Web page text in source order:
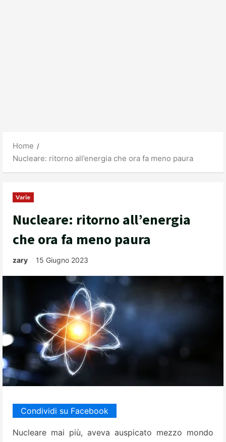
Home
Nucleare: ritorno all’energia che ora fa meno paura
Varie
Nucleare: ritorno all’energia
che ora fa meno paura
zary 15 Giugno 2023
Condividi su Facebook
Nucleare mai più, aveva auspicato mezzo mondo